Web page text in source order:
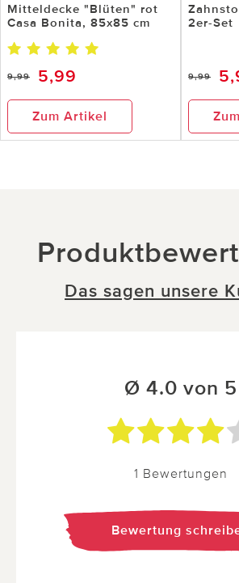
Mitteldecke "Blüten" rot
Casa Bonita, 85x85 cm
9,99 5,99
Zum Artikel
2er-Set
9,99
Das sagen unsere
Ø 4.0 von 5
1 Bewertungen
Bewertung